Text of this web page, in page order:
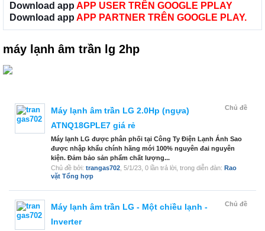
Download app APP USER TRÊN GOOGLE PPLAY
Download app APP PARTNER TRÊN GOOGLE PLAY.
máy lạnh âm trần lg 2hp
Chủ đề
Máy lạnh âm trần LG 2.0Hp (ngựa)
ATNQ18GPLE7 giá rẻ
Máy lạnh LG được phân phối tại Công Ty Điện Lạnh Ánh Sao
được nhập khẩu chính hãng mới 100% nguyên đai nguyên
kiện. Đảm bảo sản phẩm chất lượng...
Chủ đề bởi: trangas702 5/1/23 , 0 lần trả lời, trong diễn đàn: Rao
vặt Tổng hợp
Chủ đề
Máy lạnh âm trần LG - Một chiều lạnh -
Inverter